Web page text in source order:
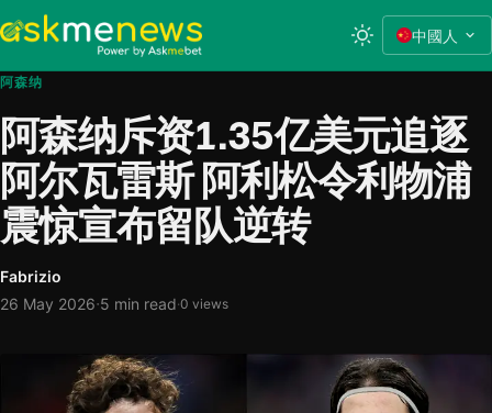
中國人
阿森纳
阿森纳斥资1.35亿美元追逐
阿尔瓦雷斯 阿利松令利物浦
震惊宣布留队逆转
Fabrizio
26 May 2026·5 min read·0 views